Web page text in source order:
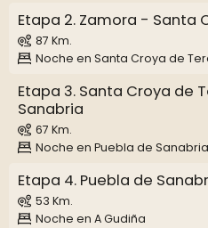
Etapa 2. Zamora - Santa
87 Km.
Noche en Santa Croya de
Etapa 3. Santa Croya de
Sanabria
67 Km.
Noche en Puebla de Sanabria
Etapa 4. Puebla de
53 Km.
Noche en A Gudiña